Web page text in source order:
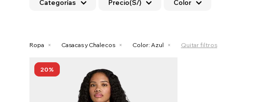
Categorías Precio(S/) Color
Ropa Casacas y Chalecos Color: Azul Quitar filtros
20